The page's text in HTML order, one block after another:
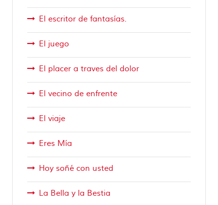
El escritor de fantasías.
El juego
El placer a traves del dolor
El vecino de enfrente
El viaje
Eres Mía
Hoy soñé con usted
La Bella y la Bestia